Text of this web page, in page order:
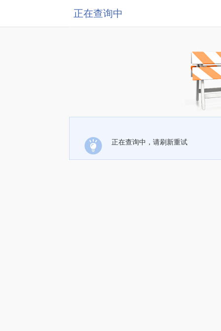
正在查询中
正在查询中，请刷新重试